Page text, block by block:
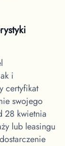
i
certyfikat
swojego
28 kwietnia
lub leasingu